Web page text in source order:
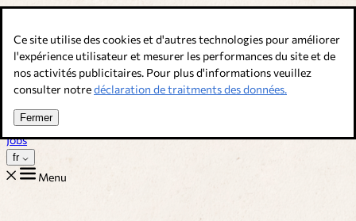
Ce site utilise des cookies et d'autres technologies pour améliorer
l'expérience utilisateur et mesurer les performances du site et de
nos activités publicitaires. Pour plus d'informations veuillez
consulter notredéclaration de traitments des données.
Fermer
Bouillons, épices & compléments alimentaires. Qualité suisse.
Service client
Recettes
Trucs
Sur nous
Jobs
fr
Menu